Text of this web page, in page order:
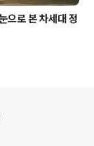
으로 본 차세대 정